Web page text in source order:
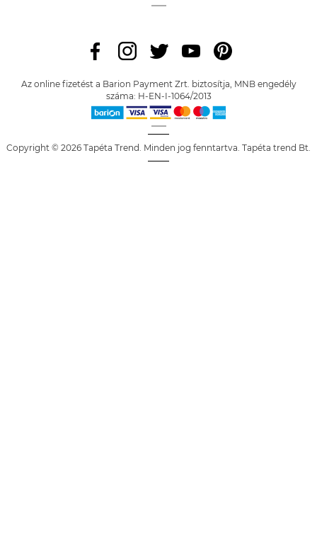
Az online fizetést a Barion Payment Zrt. biztosítja, MNB engedély
száma: H-EN-I-1064/2013
Copyright © 2026 Tapéta Trend. Minden jog fenntartva. Tapéta trend Bt.